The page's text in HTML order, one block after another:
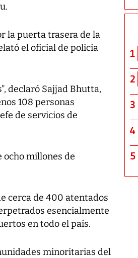
la puerta trasera de la
el oficial de policía
declaró Sajjad Bhutta,
108 personas
de servicios de
ocho millones de
cerca de 400 atentados
esencialmente
en todo el país.
minoritarias del
1
2
3
4
5